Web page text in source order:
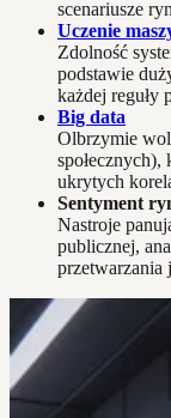
scenariusze
Uczenie
Zdolność
podstawie
każdej reguły
Big data
Olbrzymie
ukrytych
Sentyment
Nastroje
publicznej,
przetwarzania